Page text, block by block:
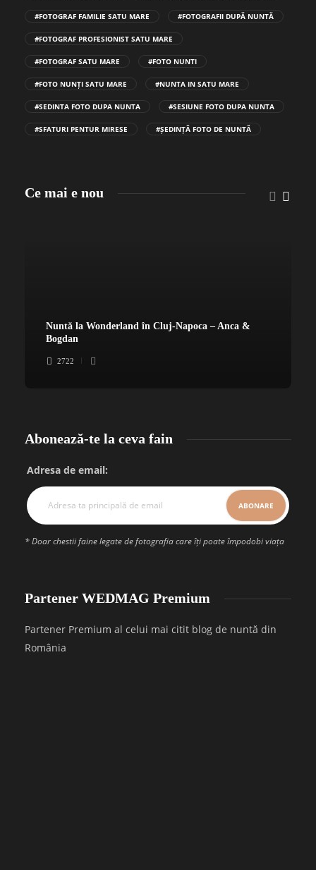
#FOTOGRAF FAMILIE SATU MARE #FOTOGRAFII DUPĂ NUNTĂ
#FOTOGRAF PROFESIONIST SATU MARE
#FOTOGRAF SATU MARE #FOTO NUNTI
#FOTO NUNȚI SATU MARE #NUNTA IN SATU MARE
#SEDINTA FOTO DUPA NUNTA #SESIUNE FOTO DUPA NUNTA
#SFATURI PENTUR MIRESE #ȘEDINȚĂ FOTO DE NUNTĂ
Ce mai e nou
Nuntă la Wonderland în Cluj-Napoca – Anca &
Bogdan
2722
Abonează-te la ceva fain
Adresa de email:
* Doar chestii faine legate de fotografia care îți poate împodobi viața
Partener WEDMAG Premium
Partener Premium al celui mai citit blog de nuntă din
România